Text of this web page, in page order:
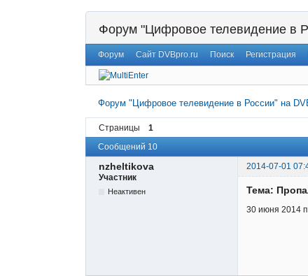
Форум "Цифровое телевидение в
Форум Сайт DVBpro.ru Поиск Регистрация
Форум "Цифровое телевидение в России" на
Страницы 1
Сообщений 10
nzheltikova
2014-07-01
Участник
Неактивен Тема:
30 июня 2014